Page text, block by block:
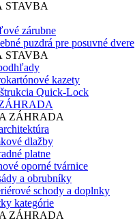
zárubne
puzdrá pre posuvné dvere
kazety
Quick-Lock
dlažby
platne
oporné tvárnice
a obrubníky
schody a doplnky
kategórie